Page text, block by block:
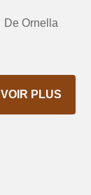
De Ornella
VOIR PLUS